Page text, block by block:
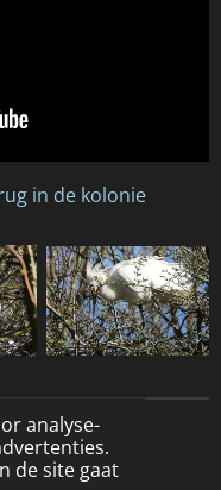
analyse-
de site gaat
in de kolonie